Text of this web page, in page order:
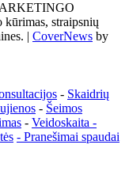
straipsnių
| CoverNews by
- Skaidrių
- Šeimos
- Veidoskaita -
- Pranešimai spaudai